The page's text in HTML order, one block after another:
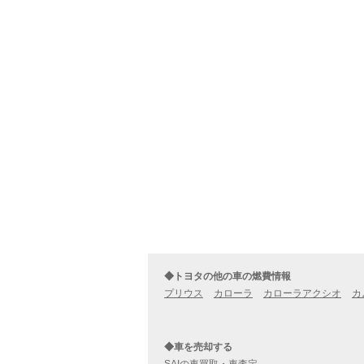
◆トヨタの他の車の燃費情報
プリウス
カローラ カローラアクシオ カ
◆車を売却する